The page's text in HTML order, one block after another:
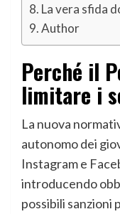
La vera sfida
Author
Perché il
limitare i
La nuova
autonomo dei
Instagram e
introducendo
possibili sanzioni